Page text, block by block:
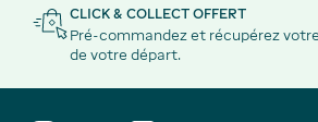
CLICK & COLLECT OFFERT
Pré-commandez et récupérez
de votre départ.